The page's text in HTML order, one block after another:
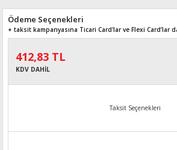
Ödeme Seçenekleri
+ taksit kampanyasına Ticari Card'lar ve Flexi Card’lar
412,83 TL
KDV DAHİL
Taksit Seçenekleri